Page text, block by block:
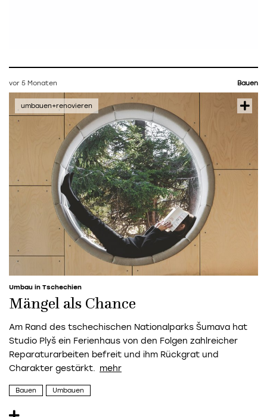
vor 5 Monaten Bauen
Umbau in Tschechien
Mängel als Chance
Am Rand des tschechischen Nationalparks Šumava hat
Studio Plyš ein Ferienhaus von den Folgen zahlreicher
Reparaturarbeiten befreit und ihm Rückgrat und
Charakter gestärkt.
Bauen Umbauen